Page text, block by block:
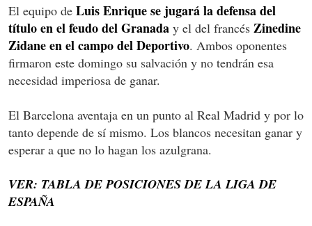
El equipo de Luis Enrique se jugará la defensa del
título en el feudo del Granada y el del francés Zinedine
Zidane en el campo del Deportivo. Ambos oponentes
firmaron este domingo su salvación y no tendrán esa
necesidad imperiosa de ganar.
El Barcelona aventaja en un punto al Real Madrid y por lo
tanto depende de sí mismo. Los blancos necesitan ganar y
esperar a que no lo hagan los azulgrana.
VER: TABLA DE POSICIONES DE LA LIGA DE
ESPAÑA